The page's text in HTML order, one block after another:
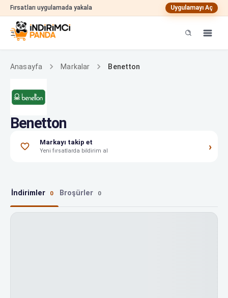
Fırsatları uygulamada yakala Uygulamayı Aç
Anasayfa Markalar Benetton
Benetton
Markayı takip et
Yeni fırsatlarda bildirim al ›
İndirimler 0 Broşürler 0
Benetton indirimleri